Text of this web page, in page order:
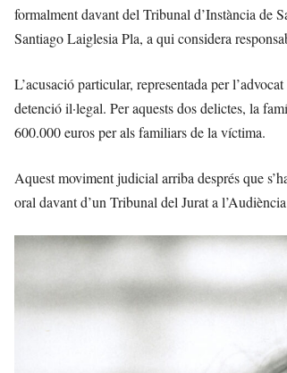
formalment davant del Tribunal d’Instància de
Santiago Laiglesia Pla, a qui considera
L’acusació particular, representada per
detenció il·legal. Per aquests dos delictes, la
600.000 euros per als familiars de la víctima.
Aquest moviment judicial arriba després que
oral davant d’un Tribunal del Jurat a